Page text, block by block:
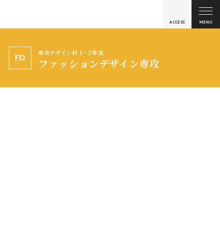
ACCESS MENU
FD
専攻デザイン科 1・2年次
ファッションデザイン専攻